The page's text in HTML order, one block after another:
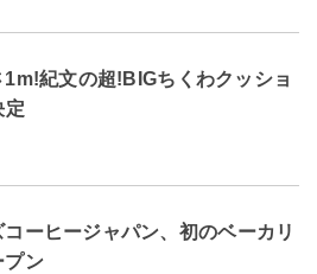
紀文の超!BIGちくわクッショ
定
コーヒージャパン、初のベーカリ
プン